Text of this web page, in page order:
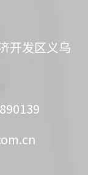
开发区义乌